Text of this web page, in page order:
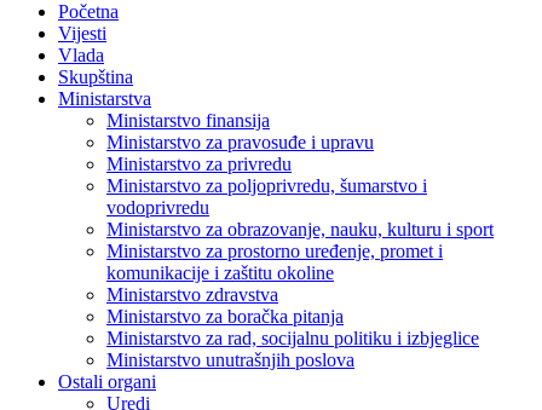
Početna
Vijesti
Vlada
Skupština
Ministarstva
Ministarstvo finansija
Ministarstvo za pravosuđe i upravu
Ministarstvo za privredu
Ministarstvo za poljoprivredu, šumarstvo i
vodoprivredu
Ministarstvo za obrazovanje, nauku, kulturu i sport
Ministarstvo za prostorno uređenje, promet i
komunikacije i zaštitu okoline
Ministarstvo zdravstva
Ministarstvo za boračka pitanja
Ministarstvo za rad, socijalnu politiku i izbjeglice
Ministarstvo unutrašnjih poslova
Ostali organi
Uredi